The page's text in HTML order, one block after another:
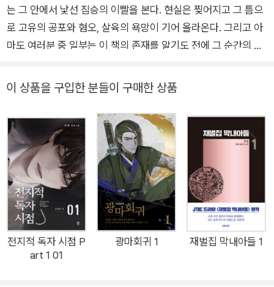
는 그 안에서 낯선 짐승의 이빨을 본다. 현실은 찢어지고 그 틈으
로 고유의 공포와 혐오, 살육의 욕망이 기어 올라온다. 그리고 아
마도 여러분 중 일부는 이 책의 존재를 알기도 전에 그 순간의 카
어날 수 없던 그‘녀’들의 두려움 여성이라면 누구나 한 번쯤 느껴
있다. 밤길을 걸을 때 따라오는 발걸음 소리나 홀로 남은 집 창가
에 어른거리는 그림자처럼, 낯선 타인의 기척 때문만은 아니다.
누구보다도 친근한 얼굴을 한, 벗어나려야 벗어날 수 없는 가까운
이들에게서 느껴지는 익숙한 위협감은 어떤가? 언니를 싫어하는
동생, 남편과 소원한 아내, 시어머니와 갈등을 겪는 며느리 등 지
척 간인 가족관계에서, 일순간 엄습하는 혼란스러운 감정들. 속으
로 눌러두는 것 외에는 어찌할 수 없어 쌓아온 이 감정과 욕망을
자유롭게 풀어놓는다면 우리는 무엇을 목격하게 될까. 억압된 것
들의 내부에는 어떤 상상들이 춤추고 있을까. “집에 와서 책을 보
이 상품을 구입한 분들이 구매한 상품
전지적 독자 시점 P
art 1 01
광마회귀 1 재벌집 막내아들 1